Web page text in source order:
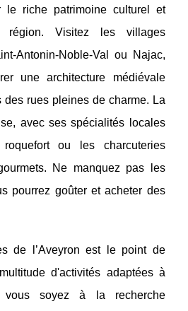
le riche patrimoine culturel et
région. Visitez les villages
Antonin-Noble-Val ou Najac,
une architecture médiévale
des rues pleines de charme. La
avec ses spécialités locales
ou les charcuteries
Ne manquez pas les
pourrez goûter et acheter des
de l’Aveyron est le point de
d'activités adaptées à
soyez à la recherche